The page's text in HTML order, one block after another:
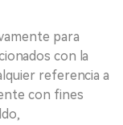
para
con la
referencia a
con fines